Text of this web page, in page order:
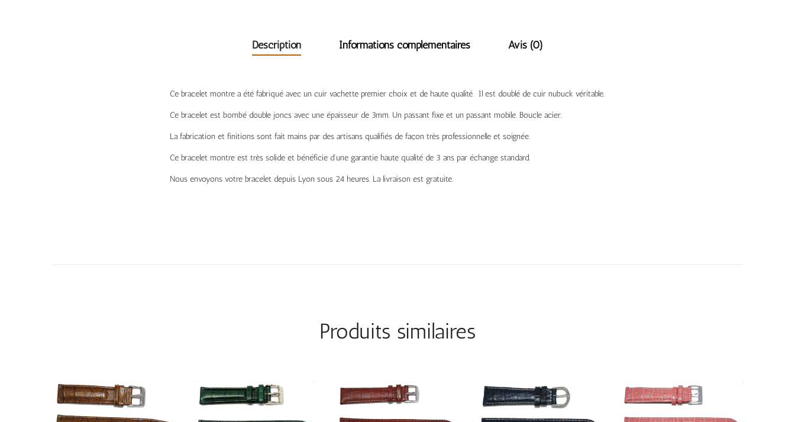
Description Informations complémentaires Avis (0)
Ce bracelet montre a été fabriqué avec un cuir vachette premier choix et de haute qualité. Il est doublé de cuir nubuck véritable.
Ce bracelet est bombé double joncs avec une épaisseur de 3mm. Un passant fixe et un passant mobile. Boucle acier.
La fabrication et finitions sont fait mains par des artisans qualifiés de façon très professionnelle et soignée.
Ce bracelet montre est très solide et bénéficie d’une garantie haute qualité de 3 ans par échange standard.
Nous envoyons votre bracelet depuis Lyon sous 24 heures. La livraison est gratuite.
Produits similaires